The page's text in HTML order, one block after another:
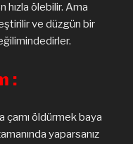
ölebilir. Ama
ve düzgün bir
:
çamı öldürmek baya
yaparsanız